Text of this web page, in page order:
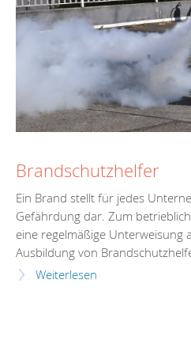
Brandschutzhelfer
Ein Brand stellt für jedes
Gefährdung dar. Zum
eine regelmäßige Unterweisung
Ausbildung von
Weiterlesen